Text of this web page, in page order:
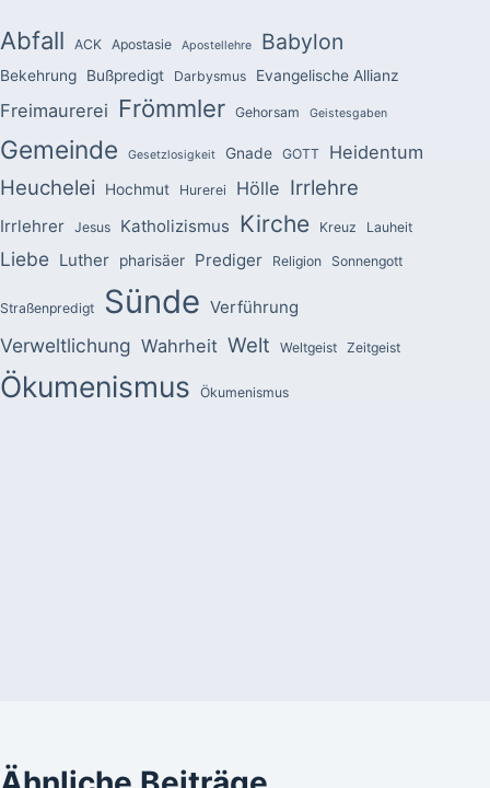
Abfall ACK Apostasie Apostellehre Babylon
Bekehrung Bußpredigt Darbysmus Evangelische Allianz
Freimaurerei Frömmler Gehorsam Geistesgaben
Gemeinde Gesetzlosigkeit Gnade GOTT Heidentum
Heuchelei Hochmut Hurerei Hölle Irrlehre
Irrlehrer Jesus Katholizismus Kirche Kreuz Lauheit
Liebe Luther pharisäer Prediger Religion Sonnengott
Straßenpredigt Sünde Verführung
Verweltlichung Wahrheit Welt Weltgeist Zeitgeist
Ökumenismus Ökumenismus